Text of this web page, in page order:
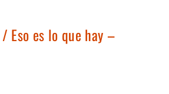
Eso es lo que hay –